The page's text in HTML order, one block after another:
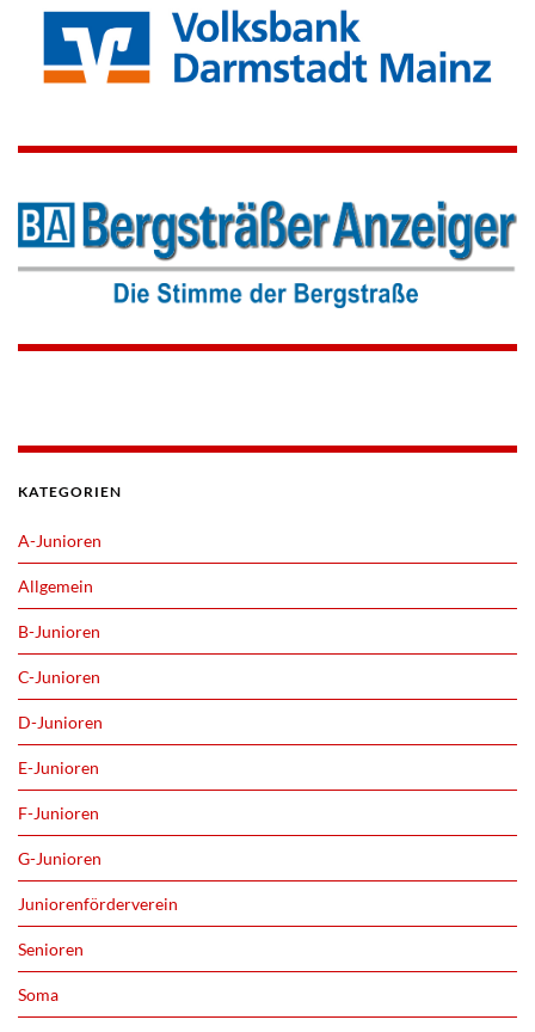
KATEGORIEN
A-Junioren
Allgemein
B-Junioren
C-Junioren
D-Junioren
E-Junioren
F-Junioren
G-Junioren
Juniorenförderverein
Senioren
Soma